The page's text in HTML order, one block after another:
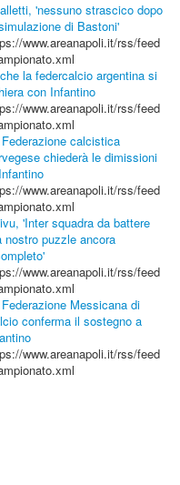
'nessuno strascico dopo
di Bastoni'
www.areanapoli.it/rss/feed
la federcalcio argentina si
con Infantino
www.areanapoli.it/rss/feed
calcistica
chiederà le dimissioni
www.areanapoli.it/rss/feed
'Inter squadra da battere
nostro puzzle ancora
www.areanapoli.it/rss/feed
Messicana di
conferma il sostegno a
www.areanapoli.it/rss/feed